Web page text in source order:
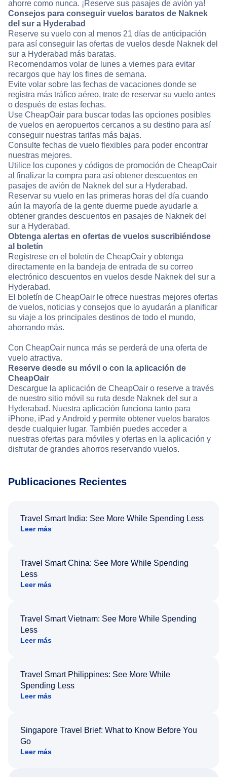
ahorre como nunca. ¡Reserve sus pasajes de avión ya!
Consejos para conseguir vuelos baratos de Naknek
del sur a Hyderabad
Reserve su vuelo con al menos 21 días de anticipación
para así conseguir las ofertas de vuelos desde Naknek del
sur a Hyderabad más baratas.
Recomendamos volar de lunes a viernes para evitar
recargos que hay los fines de semana.
Evite volar sobre las fechas de vacaciones donde se
registra más tráfico aéreo, trate de reservar su vuelo antes
o después de estas fechas.
Use CheapOair para buscar todas las opciones posibles
de vuelos en aeropuertos cercanos a su destino para así
conseguir nuestras tarifas más bajas.
Consulte fechas de vuelo flexibles para poder encontrar
nuestras mejores.
Utilice los cupones y códigos de promoción de CheapOair
al finalizar la compra para así obtener descuentos en
pasajes de avión de Naknek del sur a Hyderabad.
Reservar su vuelo en las primeras horas del día cuando
aún la mayoría de la gente duerme puede ayudarle a
obtener grandes descuentos en pasajes de Naknek del
sur a Hyderabad.
Obtenga alertas en ofertas de vuelos suscribiéndose
al boletín
Regístrese en el boletín de CheapOair y obtenga
directamente en la bandeja de entrada de su correo
electrónico descuentos en vuelos desde Naknek del sur a
Hyderabad.
El boletín de CheapOair le ofrece nuestras mejores ofertas
de vuelos, noticias y consejos que lo ayudarán a planificar
su viaje a los principales destinos de todo el mundo,
ahorrando más.
Con CheapOair nunca más se perderá de una oferta de
vuelo atractiva.
Reserve desde su móvil o con la aplicación de
CheapOair
Descargue la aplicación de CheapOair o reserve a través
de nuestro sitio móvil su ruta desde Naknek del sur a
Hyderabad. Nuestra aplicación funciona tanto para
iPhone, iPad y Android y permite obtener vuelos baratos
desde cualquier lugar. También puedes acceder a
nuestras ofertas para móviles y ofertas en la aplicación y
disfrutar de grandes ahorros reservando vuelos.
Publicaciones Recientes
Travel Smart India: See More While Spending Less
Leer más
Travel Smart China: See More While Spending
Less
Leer más
Travel Smart Vietnam: See More While Spending
Less
Leer más
Travel Smart Philippines: See More While
Spending Less
Leer más
Singapore Travel Brief: What to Know Before You
Go
Leer más